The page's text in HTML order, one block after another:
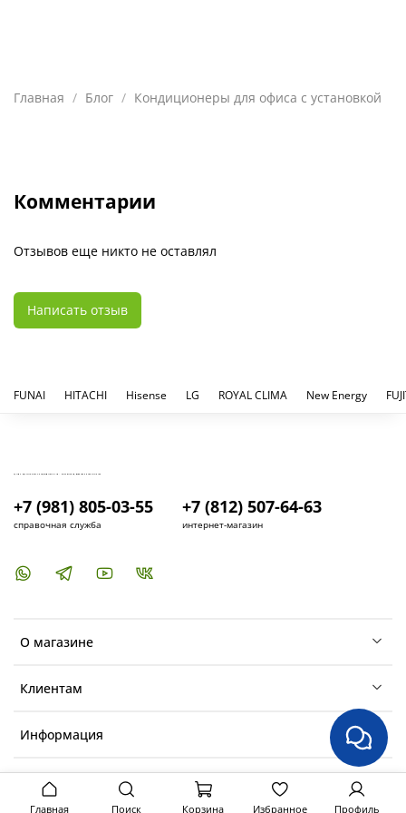
Главная Блог Кондиционеры для офиса с установкой
Комментарии
Отзывов еще никто не оставлял
Написать отзыв
FUNAI HITACHI Hisense LG ROYAL CLIMA New Energy
О магазине
Клиентам
Информация
+7 (981) 805-03-55
справочная служба
+7 (812) 507-64-63
интернет-магазин
Главная Поиск Корзина Избранное Профиль